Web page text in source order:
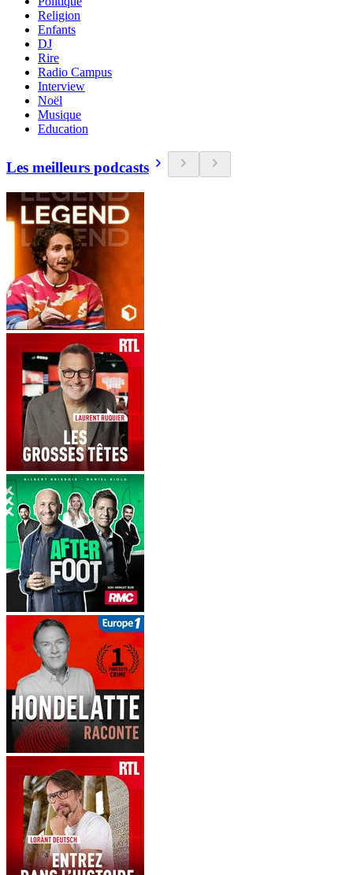
Religion
Enfants
DJ
Rire
Radio Campus
Interview
Noël
Musique
Education
Les meilleurs podcasts